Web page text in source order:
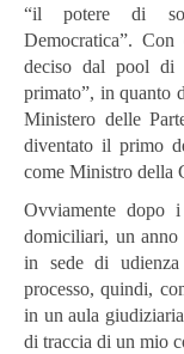
“il potere di
Democratica”.
deciso dal pool di
primato”, in quanto
Ministero delle
diventato il primo
come Ministro della
Ovviamente dopo
domiciliari, un anno
in sede di udienza
processo, quindi,
in un aula
di traccia di un mio